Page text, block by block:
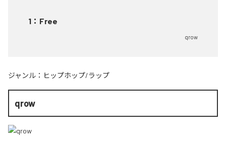
1 ： Free
qrow
ジャンル： ヒップホップ/ラップ
qrow